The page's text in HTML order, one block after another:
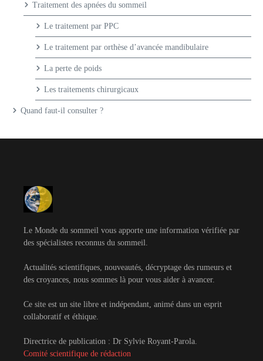
Traitement des apnées du sommeil
Le traitement par PPC
Le traitement par orthèse d’avancée mandibulaire
La perte de poids
Les traitements chirurgicaux
Quand faut-il consulter ?
Le Monde du sommeil vous apporte une information vérifiée par
des spécialistes reconnus du sommeil.
Actualités scientifiques, nouveautés, décryptage des rumeurs et
des croyances, nous sommes là pour vous aider à avancer.
Ce site est un site libre et indépendant, animé dans un esprit
collaboratif et éthique.
Directrice de publication : Dr Sylvie Royant-Parola.
Comité scientifique de rédaction